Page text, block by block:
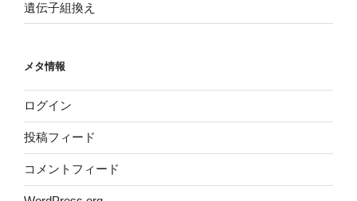
遺伝子組換え
メタ情報
ログイン
投稿フィード
コメントフィード